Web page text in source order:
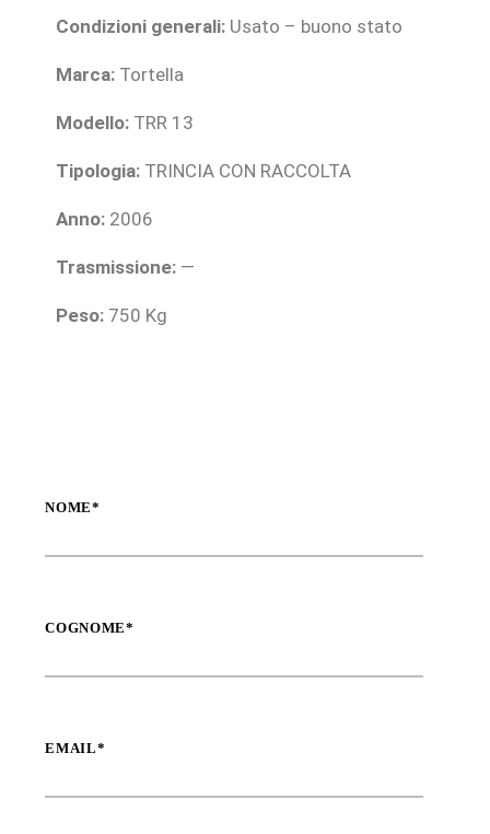
Condizioni generali: Usato – buono stato
Marca: Tortella
Modello: TRR 13
Tipologia: TRINCIA CON RACCOLTA
Anno: 2006
Trasmissione: —
Peso: 750 Kg
NOME*
COGNOME*
EMAIL*